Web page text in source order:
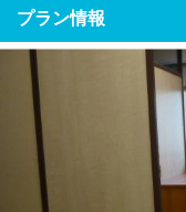
プラン情報